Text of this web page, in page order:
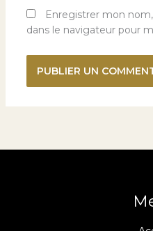
Enregistrer mon
dans le navigateur pour